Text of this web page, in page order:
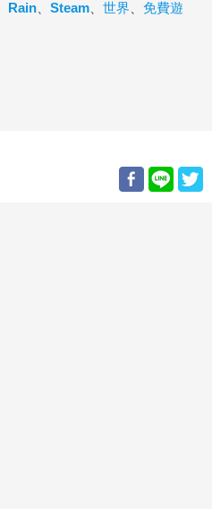
Rain Steam 世界
免費遊